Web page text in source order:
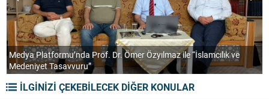
Medya Platformu’nda Prof. Dr. Ömer Özyılmaz ile “İslamcılık ve
Medeniyet Tasavvuru”
İLGİNİZİ ÇEKEBİLECEK DİĞER KONULAR